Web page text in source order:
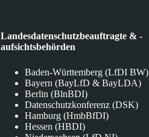
Landesdatenschutzbeauftragte & -
aufsichtsbehörden
Baden-Württemberg (LfDI BW)
Bayern (BayLfD & BayLDA)
Berlin (BlnBDI)
Datenschutzkonferenz (DSK)
Hamburg (HmbBfDI)
Hessen (HBDI)